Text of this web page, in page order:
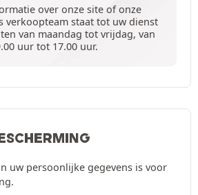
over onze site of onze
verkoopteam staat tot uw dienst
van maandag tot vrijdag, van
uur tot 17.00 uur.
uw persoonlijke gegevens is voor